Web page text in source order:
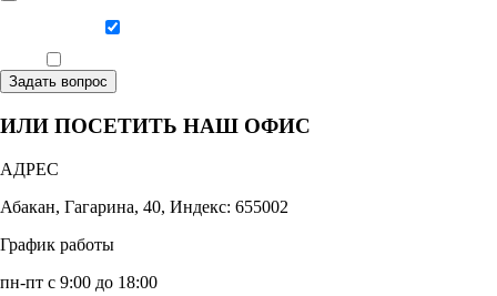
Задать вопрос
ИЛИ ПОСЕТИТЬ НАШ ОФИС
АДРЕС
Абакан, Гагарина, 40, Индекс: 655002
График работы
пн-пт с 9:00 до 18:00